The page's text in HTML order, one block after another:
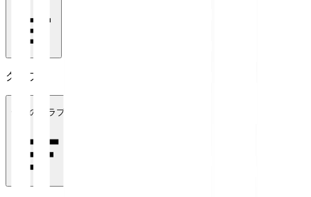
クラブ
全てのクラブ